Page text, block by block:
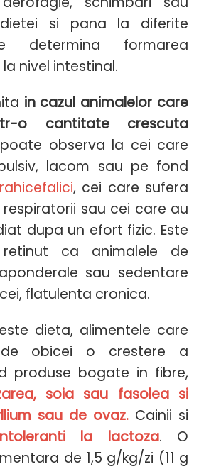
si pana la diferite
determina formarea
nivel intestinal.
in cazul animalelor care
o cantitate crescuta
observa la cei care
lacom sau pe fond
, cei care sufera
sau cei care au
dupa un efort fizic. Este
ca animalele de
sau sedentare
flatulenta cronica.
dieta, alimentele care
obicei o crestere a
produse bogate in fibre,
soia sau fasolea si
sau de ovaz. Cainii si
la lactoza. O
de 1,5 g/kg/zi (11 g